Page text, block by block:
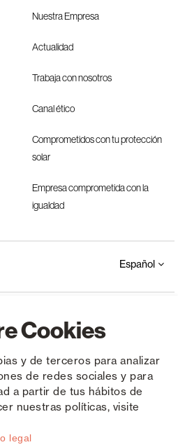
Cookies
y de terceros para analizar
de redes sociales y para
a partir de tus hábitos de
nuestras políticas, visite
legal
Nuestra Empresa
Actualidad
Trabaja con nosotros
Canal ético
Comprometidos con tu protección
solar
Empresa comprometida con la
igualdad
Política de privacidad Aviso legal Cookies
Español